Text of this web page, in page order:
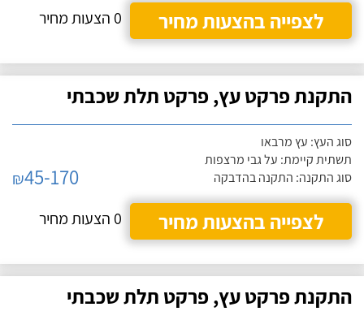
לצפייה בהצעות מחיר
0 הצעות מחיר
התקנת פרקט עץ, פרקט תלת שכבתי
סוג העץ: עץ מרבאו
תשתית קיימת: על גבי מרצפות
סוג התקנה: התקנה בהדבקה
₪45-170
לצפייה בהצעות מחיר
0 הצעות מחיר
התקנת פרקט עץ, פרקט תלת שכבתי